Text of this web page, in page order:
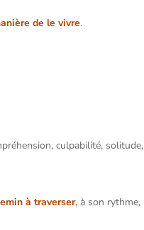
de le vivre.
culpabilité, solitude,
à traverser, à son rythme,